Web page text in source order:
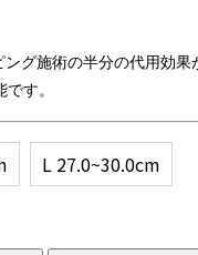
グ施術の半分の代用効果
す。
L 27.0~30.0cm